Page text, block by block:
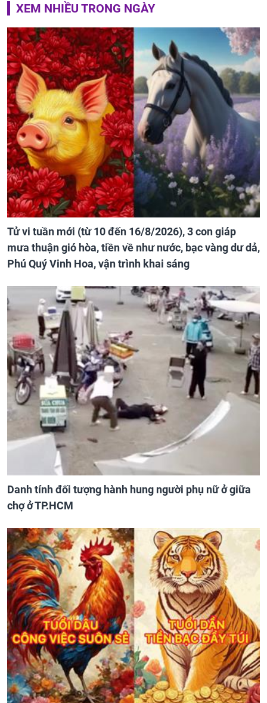
XEM NHIỀU TRONG NGÀY
Tử vi tuần mới (từ 10 đến 16/8/2026), 3 con giáp
mưa thuận gió hòa, tiền về như nước, bạc vàng dư dả,
Phú Quý Vinh Hoa, vận trình khai sáng
Danh tính đối tượng hành hung người phụ nữ ở giữa
chợ ở TP.HCM